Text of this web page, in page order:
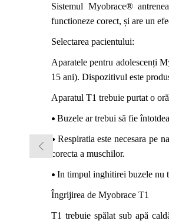
Sistemul Myobrace®antren
functioneze corect, și are un
Selectarea pacientului:
Aparatele pentru adolescenți
15 ani). Dispozitivul este
Aparatul T1 trebuie purtat o
• Buzele ar trebui să fie
• Respiratia este necesara pe
corecta a muschilor.
• In timpul inghitirei buzele nu
Îngrijirea de Myobrace T1
T1 trebuie spălat subapă